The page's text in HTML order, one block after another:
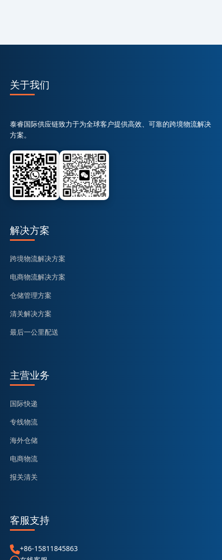
关于我们
泰睿国际供应链致力于为全球客户提供高效、可靠的跨境物流解决
方案。
解决方案
跨境物流解决方案
电商物流解决方案
仓储管理方案
清关解决方案
最后一公里配送
主营业务
国际快递
专线物流
海外仓储
电商物流
报关清关
客服支持
+86-15811845863